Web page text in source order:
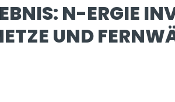
N-ERGIE
UND